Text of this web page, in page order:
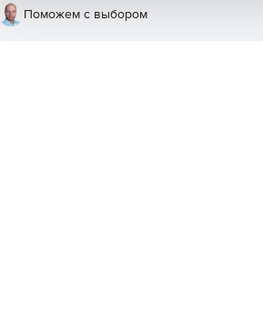
Поможем с выбором